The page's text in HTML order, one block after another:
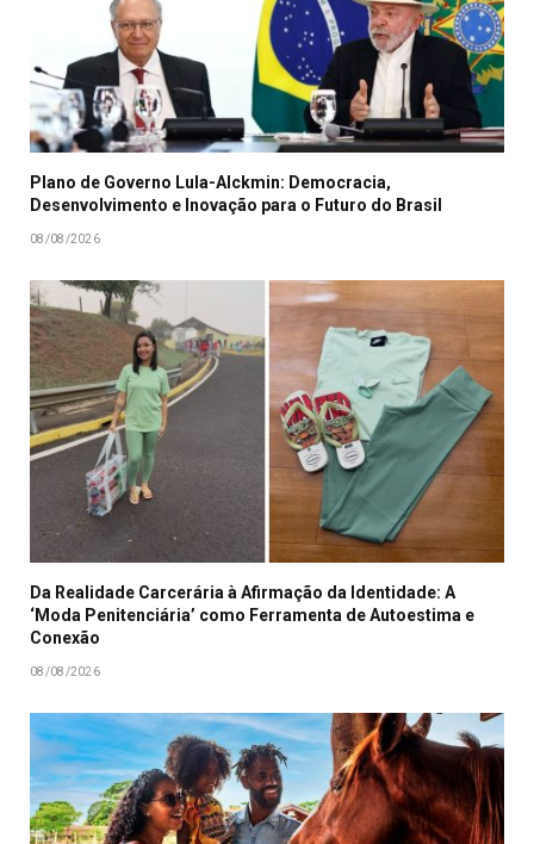
Plano de Governo Lula-Alckmin: Democracia,
Desenvolvimento e Inovação para o Futuro do Brasil
08/08/2026
Da Realidade Carcerária à Afirmação da Identidade: A
‘Moda Penitenciária’ como Ferramenta de Autoestima e
Conexão
08/08/2026